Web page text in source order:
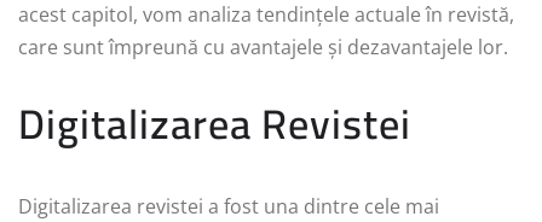
acest capitol, vom analiza tendințele actuale în revistă,
care sunt împreună cu avantajele și dezavantajele lor.
Digitalizarea Revistei
Digitalizarea revistei a fost una dintre cele mai